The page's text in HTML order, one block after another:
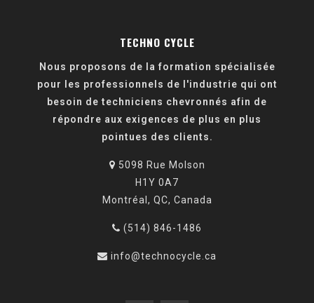
TECHNO CYCLE
Nous proposons de la formation spécialisée
pour les professionnels de l'industrie qui ont
besoin de techniciens chevronnés afin de
répondre aux exigences de plus en plus
pointues des clients.
5098 Rue Molson
H1Y 0A7
Montréal, QC, Canada
(514) 846-1486
info@technocycle.ca